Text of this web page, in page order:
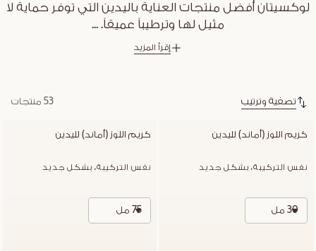
لوكسيتان أفضل منتجات العناية باليدين التي توفر حماية لا
مثيل لها وترطيباً عميقاً. ...
إقرأ المزيد
تصفية وترتيب 53 منتجات
كريم اللوز (أماند) لليدين
نفس التركيبة، بشكل جديد
30 مل
كريم اللوز (أماند) لليدين
نفس التركيبة، بشكل جديد
75 مل